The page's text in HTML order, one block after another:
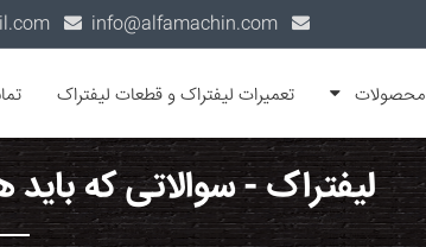
محصولات تعمیرات لیفتراک و قطعات لیفتراک
لیفتراک - سوالاتی که